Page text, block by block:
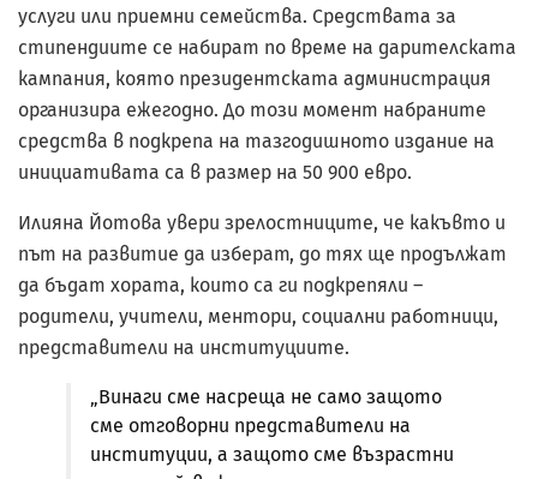
услуги или приемни семейства. Средствата за
стипендиите се набират по време на дарителската
кампания, която президентската администрация
организира ежегодно. До този момент набраните
средства в подкрепа на тазгодишното издание на
инициативата са в размер на 50 900 евро.
Илияна Йотова увери зрелостниците, че какъвто и
път на развитие да изберат, до тях ще продължат
да бъдат хората, които са ги подкрепяли –
родители, учители, ментори, социални работници,
представители на институциите.
„Винаги сме насреща не само защото
сме отговорни представители на
институции, а защото сме възрастни